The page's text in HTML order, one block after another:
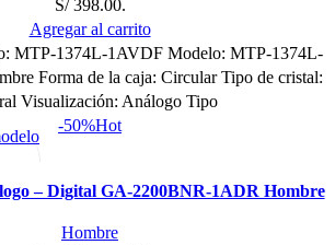
S/ 398.00.
Agregar al carrito
MTP-1374L-1AVDF Modelo: MTP-1374L-
Forma de la caja: Circular Tipo de cristal:
Visualización: Análogo Tipo
-50%Hot
– Digital GA-2200BNR-1ADR Hombre
Hombre